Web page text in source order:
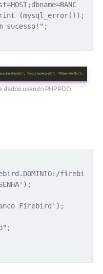
(mysql_error());
sucesso!";
dados usando PHP PDO
firebi
Firebird');